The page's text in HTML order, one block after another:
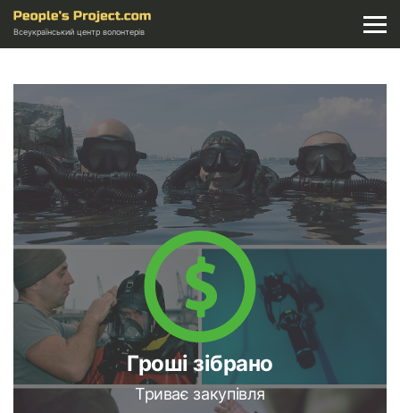
Всеукраїнський центр волонтерів
Гроші зібрано
Триває закупівля